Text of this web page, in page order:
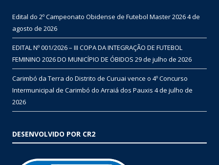
Edital do 2º Campeonato Obidense de Futebol Master 20264 de
agosto de 2026
EDITAL Nº 001/2026 – III COPA DA INTEGRAÇÃO DE FUTEBOL
FEMININO 2026 DO MUNICÍPIO DE ÓBIDOS 29 de julho de 2026
Carimbó da Terra do Distrito de Curuai vence o 4º Concurso
Intermunicipal de Carimbó do Arraiá dos Pauxis 4 de julho de
2026
DESENVOLVIDO POR CR2